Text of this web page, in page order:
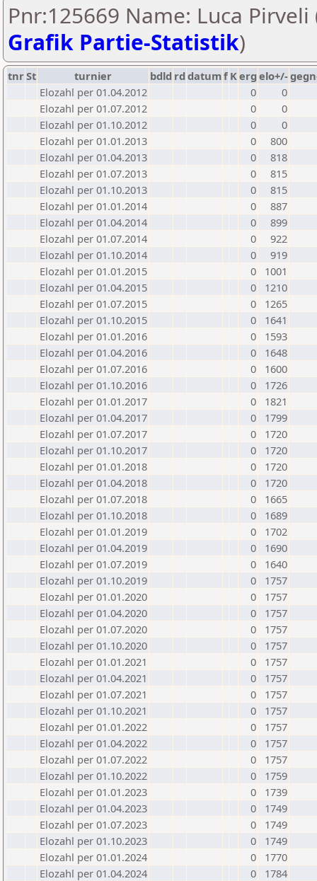
Pnr:125669 Name: Luca Pirveli
Grafik Partie-Statistik)
tnrSt turnier bdld rd datumf Kerg elo+/-
Elozahl per 01.04.2012
0
0
Elozahl per 01.07.2012
0
0
Elozahl per 01.10.2012
0
0
Elozahl per 01.01.2013
0
800
Elozahl per 01.04.2013
0
818
Elozahl per 01.07.2013
0
815
Elozahl per 01.10.2013
0
815
Elozahl per 01.01.2014
0
887
Elozahl per 01.04.2014
0
899
Elozahl per 01.07.2014
0
922
Elozahl per 01.10.2014
0
919
Elozahl per 01.01.2015
0
1001
Elozahl per 01.04.2015
0
1210
Elozahl per 01.07.2015
0
1265
Elozahl per 01.10.2015
0
1641
Elozahl per 01.01.2016
0
1593
Elozahl per 01.04.2016
0
1648
Elozahl per 01.07.2016
0
1600
Elozahl per 01.10.2016
0
1726
Elozahl per 01.01.2017
0
1821
Elozahl per 01.04.2017
0
1799
Elozahl per 01.07.2017
0
1720
Elozahl per 01.10.2017
0
1720
Elozahl per 01.01.2018
0
1720
Elozahl per 01.04.2018
0
1720
Elozahl per 01.07.2018
0
1665
Elozahl per 01.10.2018
0
1689
Elozahl per 01.01.2019
0
1702
Elozahl per 01.04.2019
0
1690
Elozahl per 01.07.2019
0
1640
Elozahl per 01.10.2019
0
1757
Elozahl per 01.01.2020
0
1757
Elozahl per 01.04.2020
0
1757
Elozahl per 01.07.2020
0
1757
Elozahl per 01.10.2020
0
1757
Elozahl per 01.01.2021
0
1757
Elozahl per 01.04.2021
0
1757
Elozahl per 01.07.2021
0
1757
Elozahl per 01.10.2021
0
1757
Elozahl per 01.01.2022
0
1757
Elozahl per 01.04.2022
0
1757
Elozahl per 01.07.2022
0
1757
Elozahl per 01.10.2022
0
1759
Elozahl per 01.01.2023
0
1739
Elozahl per 01.04.2023
0
1749
Elozahl per 01.07.2023
0
1749
Elozahl per 01.10.2023
0
1749
Elozahl per 01.01.2024
0
1770
Elozahl per 01.04.2024
0
1784